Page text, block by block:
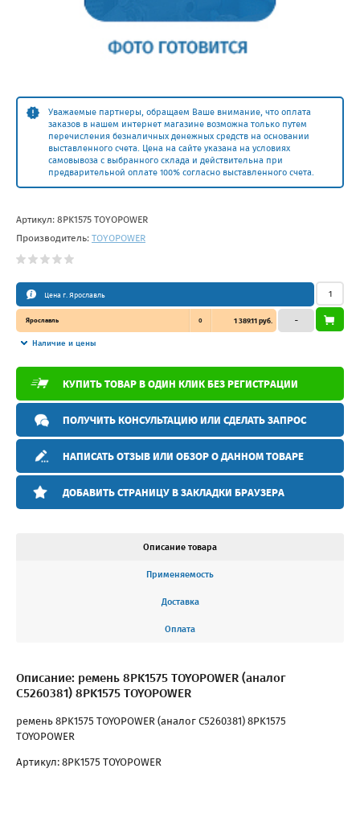
Уважаемые партнеры, обращаем Ваше внимание, что оплата
заказов в нашем интернет магазине возможна только путем
перечисления безналичных денежных средств на основании
выставленного счета. Цена на сайте указана на условиях
самовывоза с выбранного склада и действительна при
предварительной оплате 100% согласно выставленного счета.
Артикул: 8PK1575 TOYOPOWER
Производитель: TOYOPOWER
Цена г. Ярославль
Ярославль 0 1 389.11 руб.
Наличие и цены
–
КУПИТЬ ТОВАР В ОДИН КЛИК БЕЗ РЕГИСТРАЦИИ
ПОЛУЧИТЬ КОНСУЛЬТАЦИЮ ИЛИ СДЕЛАТЬ ЗАПРОС
НАПИСАТЬ ОТЗЫВ ИЛИ ОБЗОР О ДАННОМ ТОВАРЕ
ДОБАВИТЬ СТРАНИЦУ В ЗАКЛАДКИ БРАУЗЕРА
Описание товара
Применяемость
Доставка
Оплата
Описание: ремень 8PK1575 TOYOPOWER (аналог
C5260381) 8PK1575 TOYOPOWER
ремень 8PK1575 TOYOPOWER (аналог C5260381) 8PK1575
TOYOPOWER
Артикул: 8PK1575 TOYOPOWER